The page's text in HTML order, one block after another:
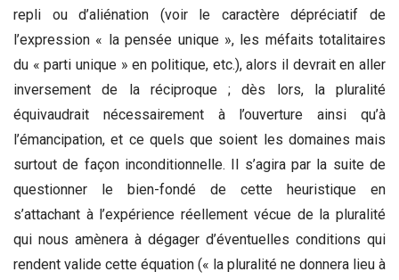
repli ou d’aliénation (voir le caractère dépréciatif de
l’expression « la pensée unique », les méfaits totalitaires
du « parti unique » en politique, etc.), alors il devrait en aller
inversement de la réciproque ; dès lors, la pluralité
équivaudrait nécessairement à l’ouverture ainsi qu’à
l’émancipation, et ce quels que soient les domaines mais
surtout de façon inconditionnelle. Il s’agira par la suite de
questionner le bien-fondé de cette heuristique en
s’attachant à l’expérience réellement vécue de la pluralité
qui nous amènera à dégager d’éventuelles conditions qui
rendent valide cette équation (« la pluralité ne donnera lieu à